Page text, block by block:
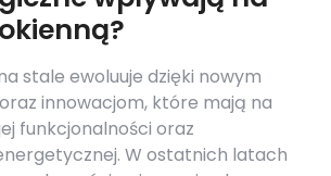
stale ewoluuje dzięki nowym
innowacjom, które mają na
funkcjonalności oraz
W ostatnich latach